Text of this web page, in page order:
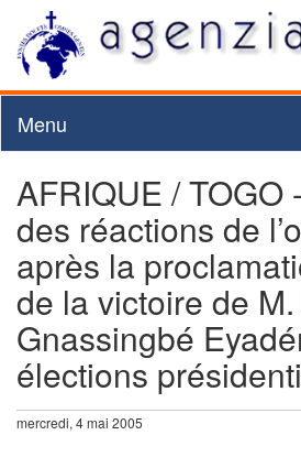
Menu
AFRIQUE / TOGO
des réactions de
après la
de la victoire de
Gnassingbé
élections
mercredi, 4 mai 2005